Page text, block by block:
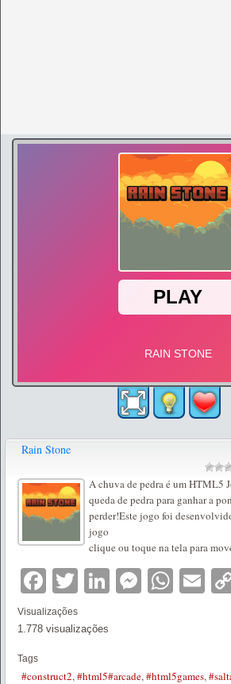
Rain Stone
A chuva de pedra é um HTML5
queda de pedra para ganhar a
perder!Este jogo foi
jogo
clique ou toque na tela para
Facebook
TwitterLinkedIn
Visualizações
1.778 visualizações
Tags
#construct2,#html5#arcade,#html5games,